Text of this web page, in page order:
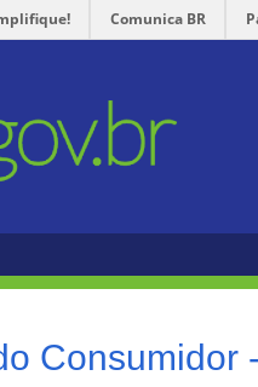
Comunica BR
Consumidor